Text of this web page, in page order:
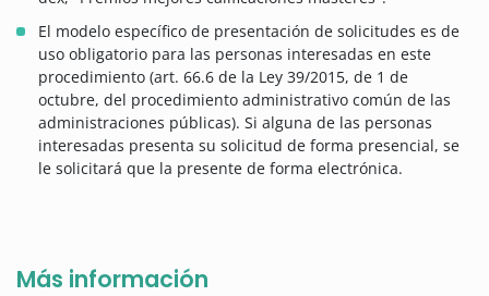
El modelo específico de presentación de solicitudes es de
uso obligatorio para las personas interesadas en este
procedimiento (art. 66.6 de la Ley 39/2015, de 1 de
octubre, del procedimiento administrativo común de las
administraciones públicas). Si alguna de las personas
interesadas presenta su solicitud de forma presencial, se
le solicitará que la presente de forma electrónica.
Más información